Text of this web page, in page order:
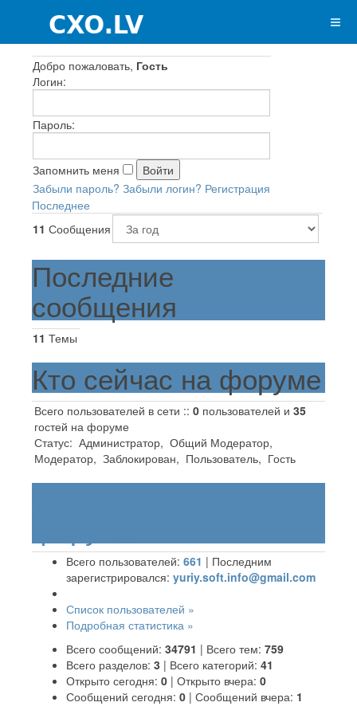
Добро пожаловать, Гость
Логин:
Пароль:
Запомнить меня
Забыли пароль? Забыли логин? Регистрация
Последнее
11 Сообщения
Последние
сообщения
11 Темы
Кто сейчас на форуме
Всего пользователей в сети :: 0 пользователей и 35
гостей на форуме
Статус: Администратор, Общий Модератор,
Модератор, Заблокирован, Пользователь, Гость
Всего пользователей: 661 | Последним
зарегистрировался: yuriy.soft.info@gmail.com
Список пользователей »
Подробная статистика »
Всего сообщений: 34791 | Всего тем: 759
Всего разделов: 3 | Всего категорий: 41
Открыто сегодня: 0 | Открыто вчера: 0
Сообщений сегодня: 0 | Сообщений вчера: 1